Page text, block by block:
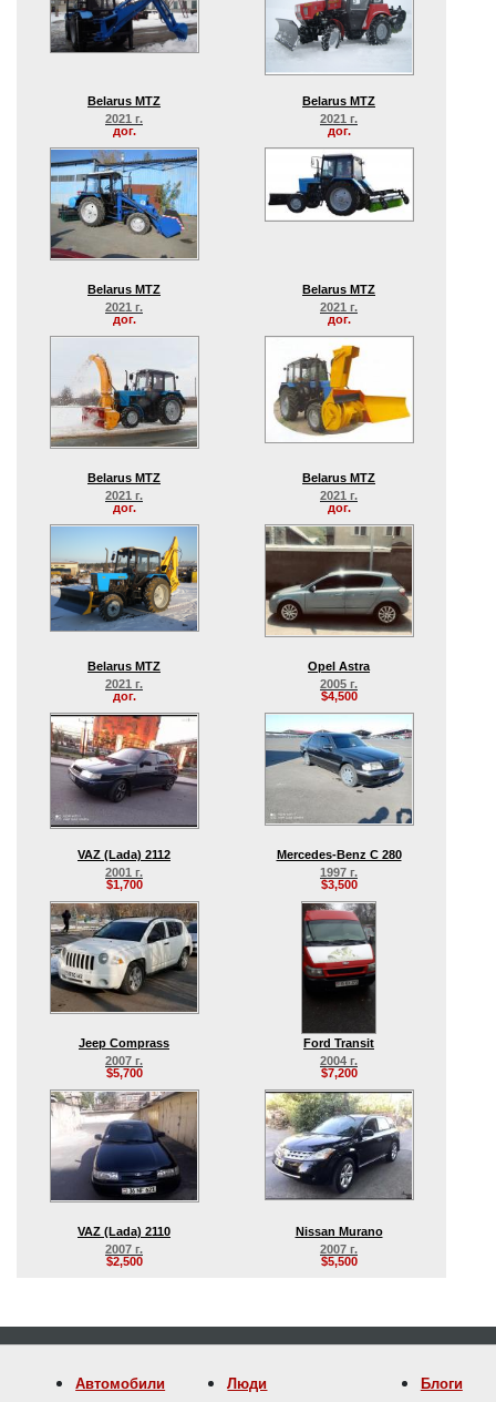
Belarus MTZ
2021 г.
дог.
Belarus MTZ
2021 г.
дог.
Belarus MTZ
2021 г.
дог.
Belarus MTZ
2021 г.
дог.
Belarus MTZ
2021 г.
дог.
Belarus MTZ
2021 г.
дог.
Belarus MTZ
2021 г.
дог.
Opel Astra
2005 г.
$4,500
VAZ (Lada) 2112
2001 г.
$1,700
Mercedes-Benz C 280
1997 г.
$3,500
Jeep Comprass
2007 г.
$5,700
Ford Transit
2004 г.
$7,200
VAZ (Lada) 2110
2007 г.
$2,500
Nissan Murano
2007 г.
$5,500
Автомобили
Люди
Блоги